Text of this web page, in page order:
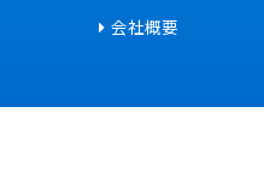
会社概要